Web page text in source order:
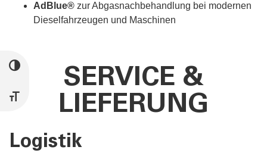
UMSCHALTEN AUF HOHE KONTRASTE
SCHRIFT VERGRÖSSERN
AdBlue® zur Abgasnachbehandlung bei modernen
Dieselfahrzeugen und Maschinen
SERVICE &
LIEFERUNG
Logistik